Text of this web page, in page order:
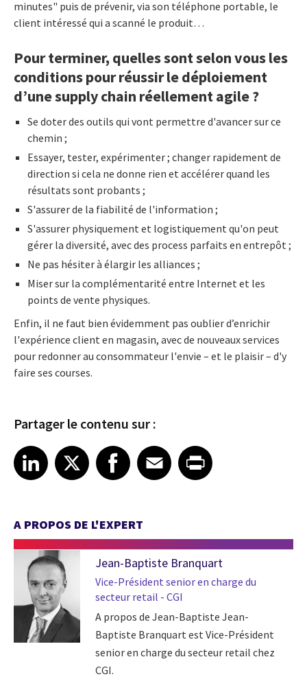
minutes" puis de prévenir, via son téléphone portable, le
client intéressé qui a scanné le produit…
Pour terminer, quelles sont selon vous les
conditions pour réussir le déploiement
d’une supply chain réellement agile ?
Se doter des outils qui vont permettre d'avancer sur ce
chemin ;
Essayer, tester, expérimenter ; changer rapidement de
direction si cela ne donne rien et accélérer quand les
résultats sont probants ;
S'assurer de la fiabilité de l'information ;
S'assurer physiquement et logistiquement qu'on peut
gérer la diversité, avec des process parfaits en entrepôt ;
Ne pas hésiter à élargir les alliances ;
Miser sur la complémentarité entre Internet et les
points de vente physiques.
Enfin, il ne faut bien évidemment pas oublier d’enrichir
l'expérience client en magasin, avec de nouveaux services
pour redonner au consommateur l'envie – et le plaisir – d'y
faire ses courses.
Partager le contenu sur :
Share article on LinkedIn
LinkedIn
Share article on XShare article on Facebook
Facebook
Share article on Email
EmailShare article on Print
A PROPOS DE L'EXPERT
Jean-Baptiste Branquart
Vice-Président senior en charge du
secteur retail - CGI
A propos de Jean-Baptiste Jean-
Baptiste Branquart est Vice-Président
senior en charge du secteur retail chez
CGI.